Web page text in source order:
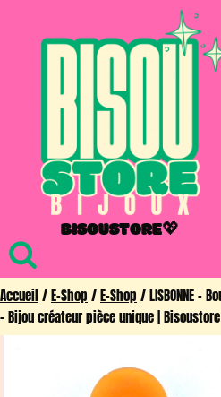
BISOUSTORE💖
Accueil/E-Shop /E-Shop /LISBONNE –
– Bijou créateur pièce unique | Bisoustore